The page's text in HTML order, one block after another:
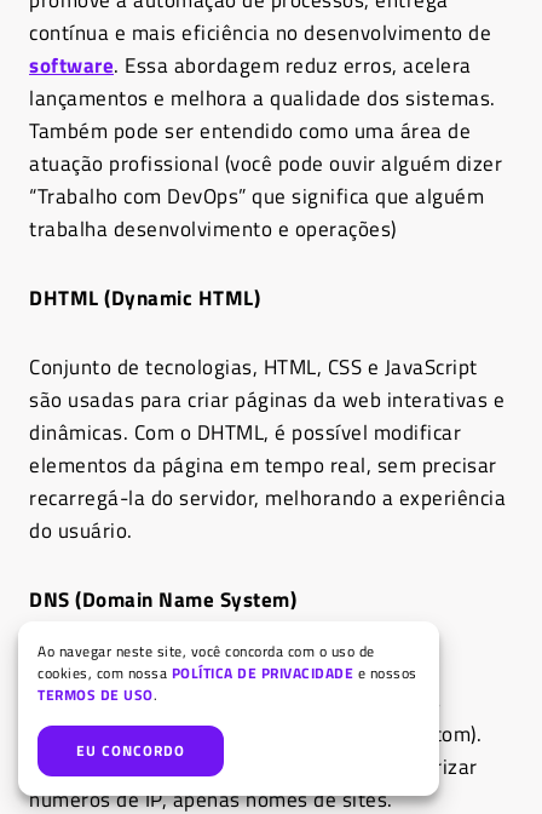
contínua e mais eficiência no desenvolvimento de
software. Essa abordagem reduz erros, acelera
lançamentos e melhora a qualidade dos sistemas.
Também pode ser entendido como uma área de
atuação profissional (você pode ouvir alguém dizer
“Trabalho com DevOps” que significa que alguém
trabalha desenvolvimento e operações)
DHTML (Dynamic HTML)
Conjunto de tecnologias, HTML, CSS e JavaScript
são usadas para criar páginas da web interativas e
dinâmicas. Com o DHTML, é possível modificar
elementos da página em tempo real, sem precisar
recarregá-la do servidor, melhorando a experiência
do usuário.
DNS (Domain Name System)
Sistema de nomes de domínio que traduz
endereços IP (como 192.168.0.1) em nomes
legíveis por humanos (como www.exemplo.com).
Graças ao DNS você hoje não precisa memorizar
números de IP, apenas nomes de sites.
Ao navegar neste site, você concorda com o uso de
cookies, com nossa POLÍTICA DE PRIVACIDADE e nossos
TERMOS DE USO.
EU CONCORDO